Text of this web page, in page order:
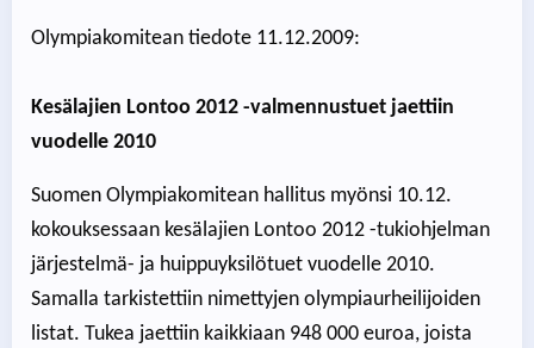
Olympiakomitean tiedote 11.12.2009:
Kesälajien Lontoo 2012 -valmennustuet jaettiin
vuodelle 2010
Suomen Olympiakomitean hallitus myönsi 10.12.
kokouksessaan kesälajien Lontoo 2012 -tukiohjelman
järjestelmä- ja huippuyksilötuet vuodelle 2010.
Samalla tarkistettiin nimettyjen olympiaurheilijoiden
listat. Tukea jaettiin kaikkiaan 948 000 euroa, joista